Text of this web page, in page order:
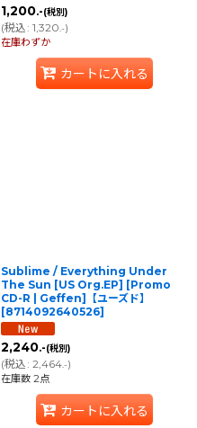
1,200.-(税別)
(税込: 1,320.-)
在庫わずか
カートに入れる
Sublime / Everything Under
The Sun [US Org.EP] [Promo
CD-R | Geffen]【ユーズド】
[8714092640526]
2,240.-(税別)
(税込: 2,464.-)
在庫数 2点
カートに入れる